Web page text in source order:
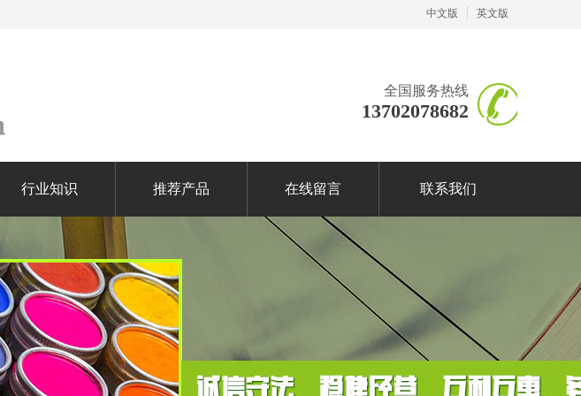
中文版 英文版
全国服务热线
13702078682
行业知识 推荐产品 在线留言 联系我们